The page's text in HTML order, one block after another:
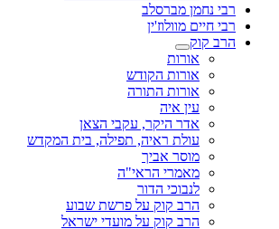
רבי נחמן מברסלב
רבי חיים מוולוז'ין
הרב קוק
אורות
אורות הקודש
אורות התורה
עין איה
אדר היקר, עקבי הצאן
עולת ראיה, תפילה, בית המקדש
מוסר אביך
מאמרי הראי"ה
לנבוכי הדור
הרב קוק על פרשת שבוע
הרב קוק על מועדי ישראל